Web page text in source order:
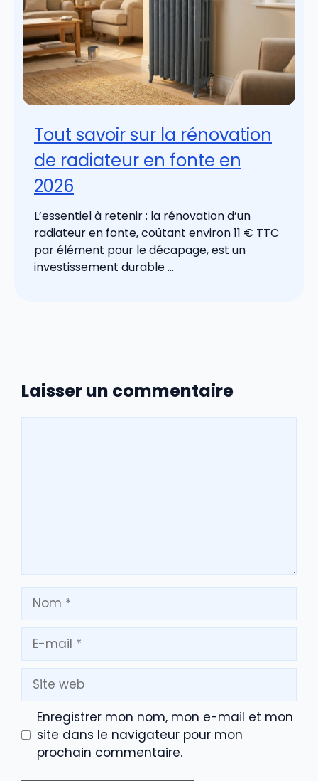
Tout savoir sur la rénovation
de radiateur en fonte en
2026
L’essentiel à retenir : la rénovation d’un
radiateur en fonte, coûtant environ 11 € TTC
par élément pour le décapage, est un
investissement durable ...
Laisser un commentaire
Nom
mail
Site
web
Enregistrer mon nom, mon e-mail et mon
site dans le navigateur pour mon
prochain commentaire.